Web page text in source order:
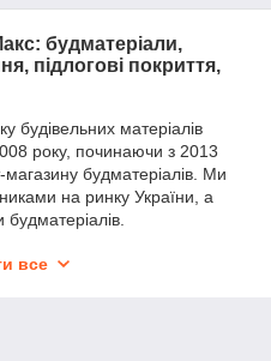
будматеріали,
підлогові покриття,
будівельних матеріалів
року, починаючи з 2013
будматеріалів. Ми
на ринку України, а
все